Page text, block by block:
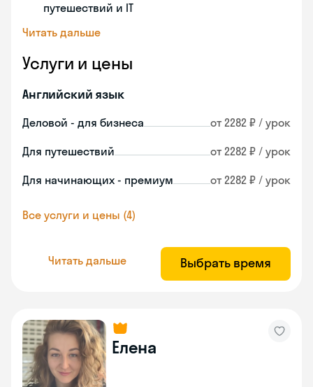
путешествий и IT
Читать дальше
Услуги и цены
Английский язык
Деловой - для бизнеса от 2282 ₽ / урок
Для путешествий от 2282 ₽ / урок
Для начинающих - премиум от 2282 ₽ / урок
Все услуги и цены (4)
Читать дальше Выбрать время
Елена